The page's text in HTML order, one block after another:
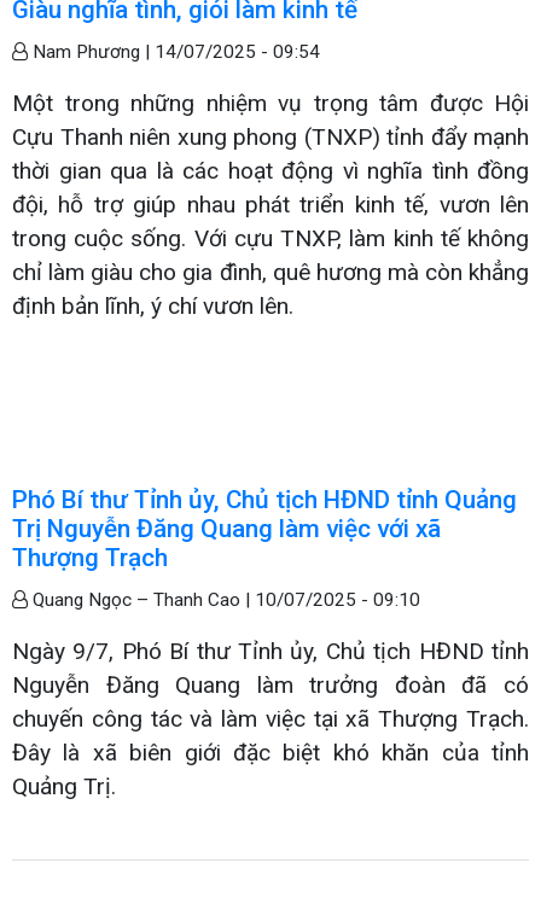
Giàu nghĩa tình, giỏi làm kinh tế
Nam Phương | 14/07/2025 - 09:54
Một trong những nhiệm vụ trọng tâm được Hội
Cựu Thanh niên xung phong (TNXP) tỉnh đẩy mạnh
thời gian qua là các hoạt động vì nghĩa tình đồng
đội, hỗ trợ giúp nhau phát triển kinh tế, vươn lên
trong cuộc sống. Với cựu TNXP, làm kinh tế không
chỉ làm giàu cho gia đình, quê hương mà còn khẳng
định bản lĩnh, ý chí vươn lên.
Phó Bí thư Tỉnh ủy, Chủ tịch HĐND tỉnh Quảng
Trị Nguyễn Đăng Quang làm việc với xã
Thượng Trạch
Quang Ngọc – Thanh Cao | 10/07/2025 - 09:10
Ngày 9/7, Phó Bí thư Tỉnh ủy, Chủ tịch HĐND tỉnh
Nguyễn Đăng Quang làm trưởng đoàn đã có
chuyến công tác và làm việc tại xã Thượng Trạch.
Đây là xã biên giới đặc biệt khó khăn của tỉnh
Quảng Trị.